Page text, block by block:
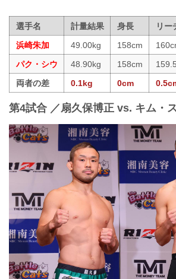
選手名 計量結果 身長
リー
浜崎朱加
49.00kg 158cm
パク・シウ
48.90kg 158cm
両者の差
0.1kg 0cm
第4試合 ／扇久保博正 vs. キム・